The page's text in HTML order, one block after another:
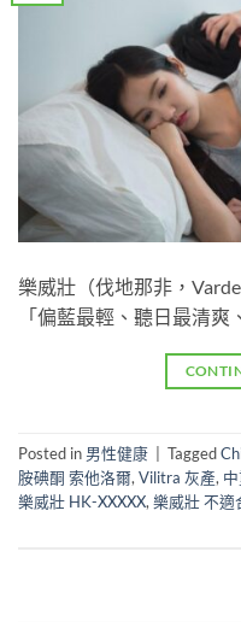
樂威壯（伐地那非，
「偏藍最輕、聽日最清爽
Posted in 男性健康 Tagged
胺碘酮 索他洛爾, Vilitra 灰產,
樂威壯 HK-XXXXX, 樂威壯 不適